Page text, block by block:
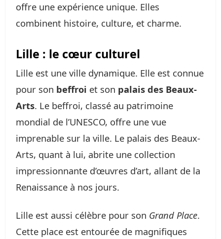
offre une expérience unique. Elles
combinent histoire, culture, et charme.
Lille : le cœur culturel
Lille est une ville dynamique. Elle est connue
pour son beffroi et son palais des Beaux-
Arts. Le beffroi, classé au patrimoine
mondial de l’UNESCO, offre une vue
imprenable sur la ville. Le palais des Beaux-
Arts, quant à lui, abrite une collection
impressionnante d’œuvres d’art, allant de la
Renaissance à nos jours.
Lille est aussi célèbre pour son Grand Place.
Cette place est entourée de magnifiques